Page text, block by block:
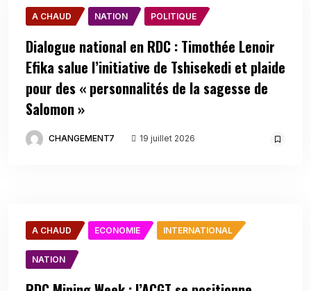
A CHAUD NATION POLITIQUE
Dialogue national en RDC : Timothée Lenoir
Efika salue l’initiative de Tshisekedi et plaide
pour des « personnalités de la sagesse de
Salomon »
CHANGEMENT7 19 juillet 2026
A CHAUD ECONOMIE INTERNATIONAL
NATION